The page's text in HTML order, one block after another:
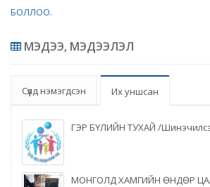
БОЛЛОО.
МЭДЭЭ, МЭДЭЭЛЭЛ
Сүүлд нэмэгдсэн Их уншсан
ГЭР БҮЛИЙН ТУХАЙ /
МОНГОЛД ХАМГИЙН ӨНДӨР